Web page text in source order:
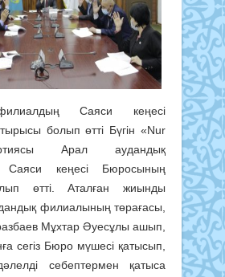
Саяси кеңесі
болып өтті Бүгін «Nur
Арал аудандық
Саяси кеңесі Бюросының
өтті. Аталған жиынды
филиалының төрағасы,
Мұхтар Әуесұлы ашып,
сегіз Бюро мүшесі қатысып,
себептермен қатыса